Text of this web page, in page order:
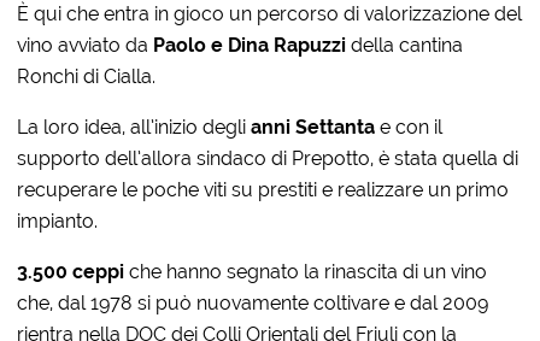
È qui che entra in gioco un percorso di valorizzazione del
vino avviato da Paolo e Dina Rapuzzi della cantina
Ronchi di Cialla.
La loro idea, all’inizio deglianni Settanta e con il
supporto dell’allora sindaco di Prepotto, è stata quella di
recuperare le poche viti su prestiti e realizzare un primo
impianto.
3.500 ceppi che hanno segnato la rinascita di un vino
che, dal 1978 si può nuovamente coltivare e dal 2009
rientra nella DOC dei Colli Orientali del Friuli con la